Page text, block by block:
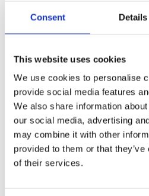
Consent Details
This website uses cookies
We use cookies to personalise
provide social media features
We also share information
our social media, advertising
may combine it with other
provided to them or that
of their services.
49,00KR
BEVAKA
Lagerstatus Slutsåld Artikelnr
Star Trading
Fri frakt över 995kr
Snabba leveranser
Enkel betalning med Klarna